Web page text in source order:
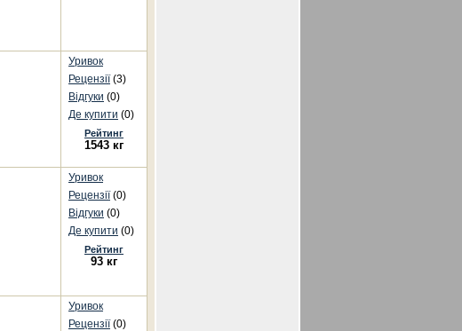
Уривок
Рецензії(3)
Відгуки (0)
Де купити (0)
Рейтинг
1543 кг
Уривок
Рецензії(0)
Відгуки (0)
Де купити (0)
Рейтинг
93 кг
Уривок
Рецензії(0)